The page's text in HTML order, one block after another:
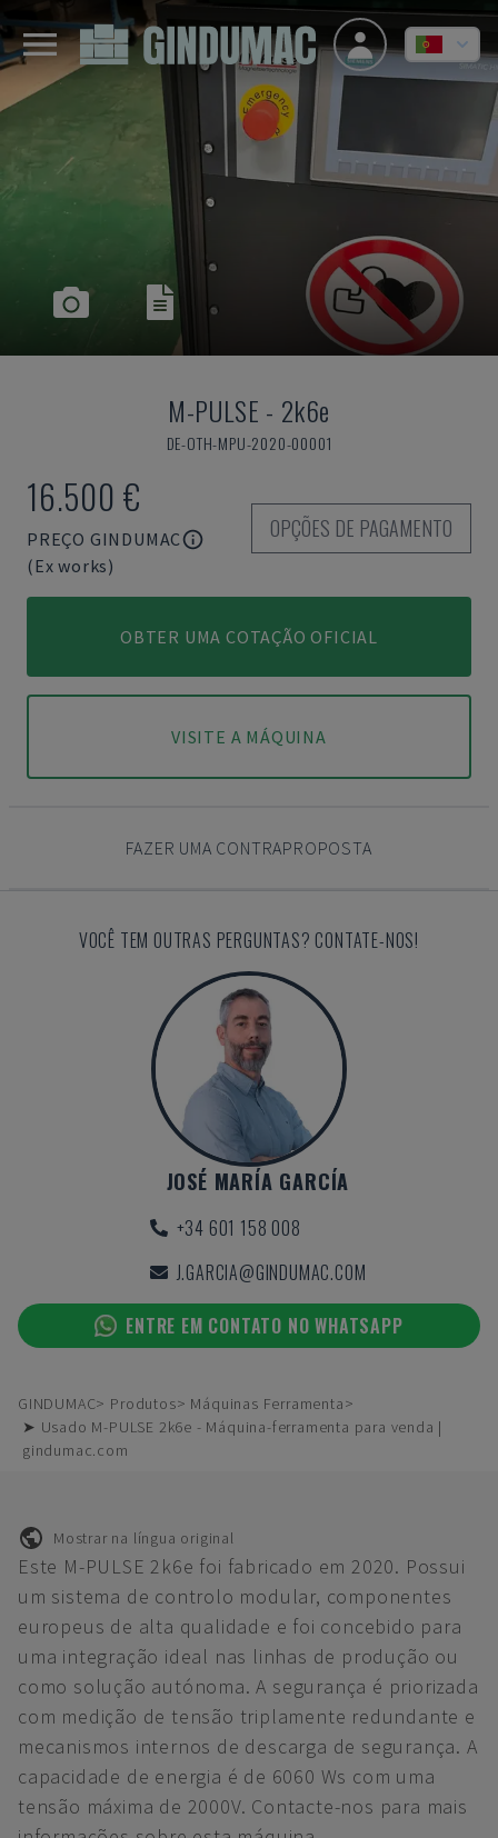
M-PULSE - 2k6e
DE-OTH-MPU-2020-00001
16.500 €
PREÇO GINDUMAC
(Ex works)
OPÇÕES DE PAGAMENTO
OBTER UMA COTAÇÃO OFICIAL
VISITE A MÁQUINA
FAZER UMA CONTRAPROPOSTA
VOCÊ TEM OUTRAS PERGUNTAS? CONTATE-NOS!
JOSÉ MARÍA GARCÍA
+34 601 158 008
J.GARCIA@GINDUMAC.COM
ENTRE EM CONTATO NO WHATSAPP
GINDUMAC Produtos
Máquinas Ferramenta
➤ Usado M-PULSE 2k6e - Máquina-ferramenta para venda |
gindumac.com
Mostrar na língua original
Este M-PULSE 2k6e foi fabricado em 2020. Possui
um sistema de controlo modular, componentes
europeus de alta qualidade e foi concebido para
uma integração ideal nas linhas de produção ou
como solução autónoma. A segurança é priorizada
com medição de tensão triplamente redundante e
mecanismos internos de descarga de segurança. A
capacidade de energia é de 6060 Ws com uma
tensão máxima de 2000V. Contacte-nos para mais